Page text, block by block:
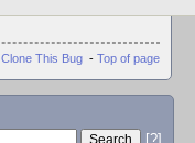
Clone This Bug - Top of page
[?]